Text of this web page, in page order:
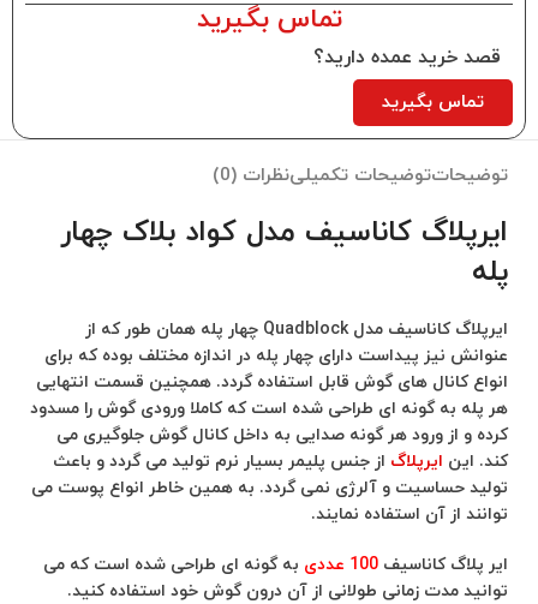
تماس بگیرید
قصد خرید عمده دارید؟
تماس بگیرید
توضیحاتتوضیحات تکمیلینظرات (0)
ایرپلاگ کاناسیف مدل کواد بلاک چهار
پله
ایرپلاگ کاناسیف مدل Quadblock چهار پله همان طور که از
عنوانش نیز پیداست دارای چهار پله در اندازه مختلف بوده که برای
انواع کانال های گوش قابل استفاده گردد. همچنین قسمت انتهایی
هر پله به گونه ای طراحی شده است که کاملا ورودی گوش را مسدود
کرده و از ورود هر گونه صدایی به داخل کانال گوش جلوگیری می
کند. این ایرپلاگ از جنس پلیمر بسیار نرم تولید می گردد و باعث
تولید حساسیت و آلرژی نمی گردد. به همین خاطر انواع پوست می
توانند از آن استفاده نمایند.
ایر پلاگ کاناسیف 100 عددی
به گونه ای طراحی شده است که می
توانید مدت زمانی طولانی از آن درون گوش خود استفاده کنید.